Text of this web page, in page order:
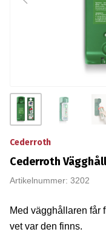
Cederroth
Cederroth
Artikelnummer: 3202
Med vägghållaren får
vet var den finns.